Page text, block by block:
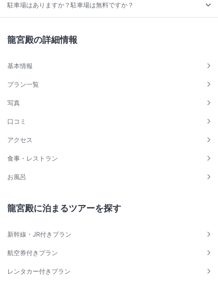
駐車場はありますか？駐車場は無料ですか？
龍宮殿の詳細情報
基本情報
プラン一覧
写真
口コミ
アクセス
食事・レストラン
お風呂
龍宮殿に泊まるツアーを探す
新幹線・JR付きプラン
航空券付きプラン
レンタカー付きプラン